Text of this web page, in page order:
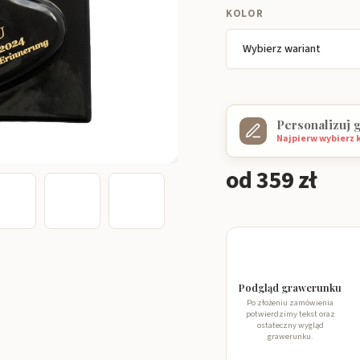
KOLOR
Personalizuj
Najpierw wybierz
od359 zł
jednostkowa:
Podgląd grawerunku
Po złożeniu zamówienia
potwierdzimy tekst oraz
ostateczny wygląd
grawerunku.